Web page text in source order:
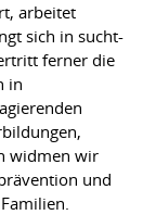
arbeitet
sich in sucht-
ferner die
in
widmen wir
und